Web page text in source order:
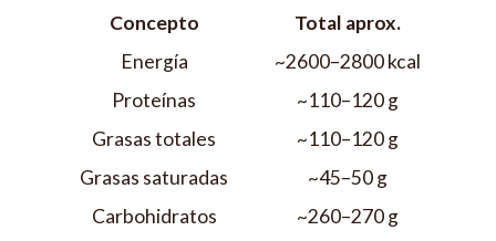
Concepto
Total aprox.
Energía
~2600–2800 kcal
Proteínas
~110–120 g
Grasas totales
~110–120 g
Grasas saturadas
~45–50 g
Carbohidratos
~260–270 g